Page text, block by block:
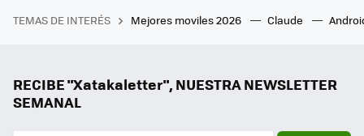
TEMAS DE INTERÉS Mejores moviles 2026 Claude
RECIBE "Xatakaletter", NUESTRA NEWSLETTER
SEMANAL